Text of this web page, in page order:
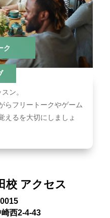
ク
ン。
らフリートークやゲーム
えるを大切にしましょ
校 アクセス
西2-4-43